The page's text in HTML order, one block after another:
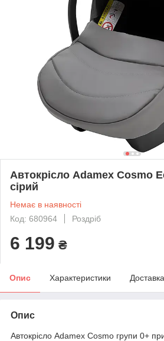
Автокрісло Adamex Cosmo
сірий
Немає в наявності
Код: 680964
Роздріб
6 199 ₴
Опис Характеристики Доставка
Опис
Автокрісло Adamex Cosmo групи 0+